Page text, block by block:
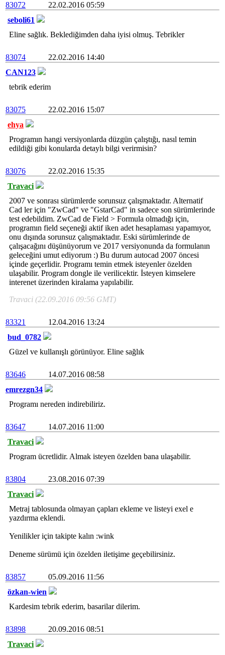
83072
22.02.2016 05:59
seboli61
Eline sağlık. Beklediğimden daha iyisi olmuş. Tebrikler
83074
22.02.2016 14:40
CAN123
tebrik ederim
83075
22.02.2016 15:07
ehya
Programın hangi versiyonlarda düzgün çalıştığı, nasıl temin
edildiği gibi konularda detaylı bilgi verirmisin?
83076
22.02.2016 15:35
Travaci
2007 ve sonrası sürümlerde sorunsuz çalışmaktadır. Alternatif
Cad ler için "ZwCad" ve "GstarCad" in sadece son sürümlerinde
test edebildim. ZwCad de Field > Formula olmadığı için,
programın field seçeneği aktif iken adet hesaplaması yapamıyor,
onu dışında sorunsuz çalışmaktadır. Eski sürümlerinde de
çalışacağını düşünüyorum ve 2017 versiyonunda da formulanın
geleceğini umut ediyorum :) Bu durum autocad 2007 öncesi
içinde geçerlidir. Programı temin etmek isteyenler özelden
ulaşabilir. Program dongle ile verilicektir. İsteyen kimselere
interenet üzerinden kiralama yapılabilir.
Travaci (22.09.2016 09:56 GMT)
83321
12.04.2016 13:24
bud_0782
Güzel ve kullanışlı görünüyor. Eline sağlık
83646
14.07.2016 08:58
emrezgn34
Programı nereden indirebiliriz.
83647
14.07.2016 11:00
Travaci
Program ücretlidir. Almak isteyen özelden bana ulaşabilir.
83804
23.08.2016 07:39
Travaci
Metraj tablosunda olmayan çapları ekleme ve listeyi exel e
yazdırma eklendi.
Yenilikler için takipte kalın :wink
Deneme sürümü için özelden iletişime geçebilirsiniz.
83857
05.09.2016 11:56
özkan-wien
Kardesim tebrik ederim, basarilar dilerim.
83898
20.09.2016 08:51
Travaci